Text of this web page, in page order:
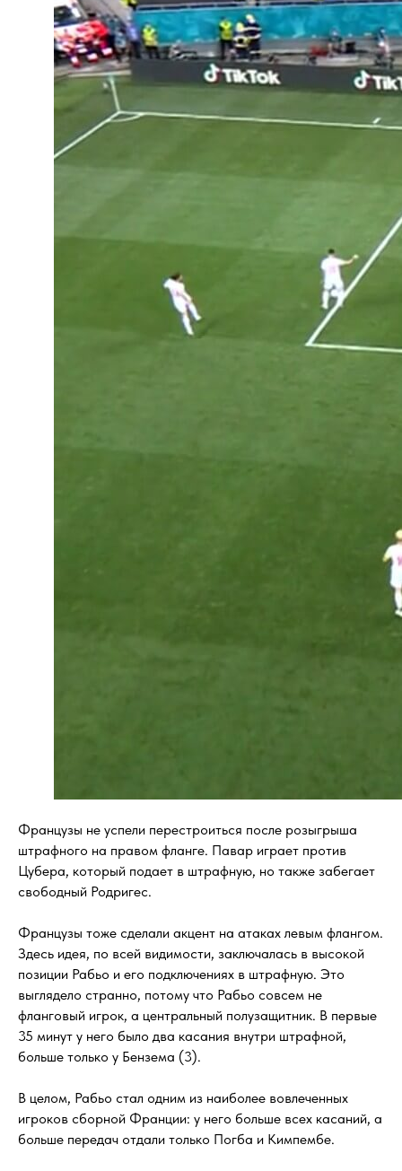
Французы не успели перестроиться после розыгрыша
штрафного на правом фланге. Павар играет против
Цубера, который подает в штрафную, но также забегает
свободный Родригес.
Французы тоже сделали акцент на атаках левым флангом.
Здесь идея, по всей видимости, заключалась в высокой
позиции Рабьо и его подключениях в штрафную. Это
выглядело странно, потому что Рабьо совсем не
фланговый игрок, а центральный полузащитник. В первые
35 минут у него было два касания внутри штрафной,
больше только у Бензема (3).
В целом, Рабьо стал одним из наиболее вовлеченных
игроков сборной Франции: у него больше всех касаний, а
больше передач отдали только Погба и Кимпембе.